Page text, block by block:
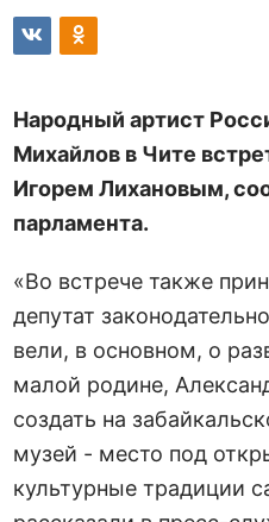
Народный артист
Михайлов в Чите
Игорем Лихановым,
парламента.
«Во встрече также
депутат
вели, в основном, о
малой родине,
создать на
музей - место под
культурные традиции